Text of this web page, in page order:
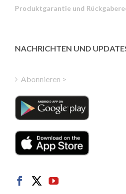
Produktgarantie und
NACHRICHTEN UND
Abonnieren >